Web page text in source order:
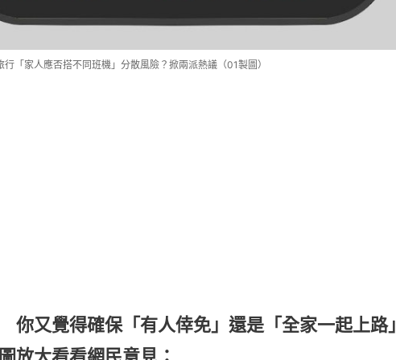
行「家人應否搭不同班機」分散風險？掀兩派熱議（01製圖）
又覺得確保「有人倖免」還是「全家一起上路」